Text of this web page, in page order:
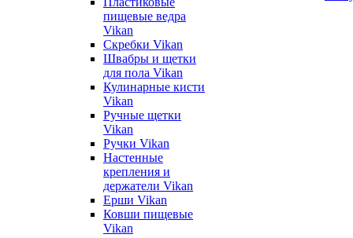
пищевые ведра
Vikan
Скребки Vikan
Швабры и щетки
для пола Vikan
Кулинарные кисти
Vikan
Ручные щетки
Vikan
Ручки Vikan
Настенные
крепления и
держатели Vikan
Ерши Vikan
Ковши пищевые
Vikan